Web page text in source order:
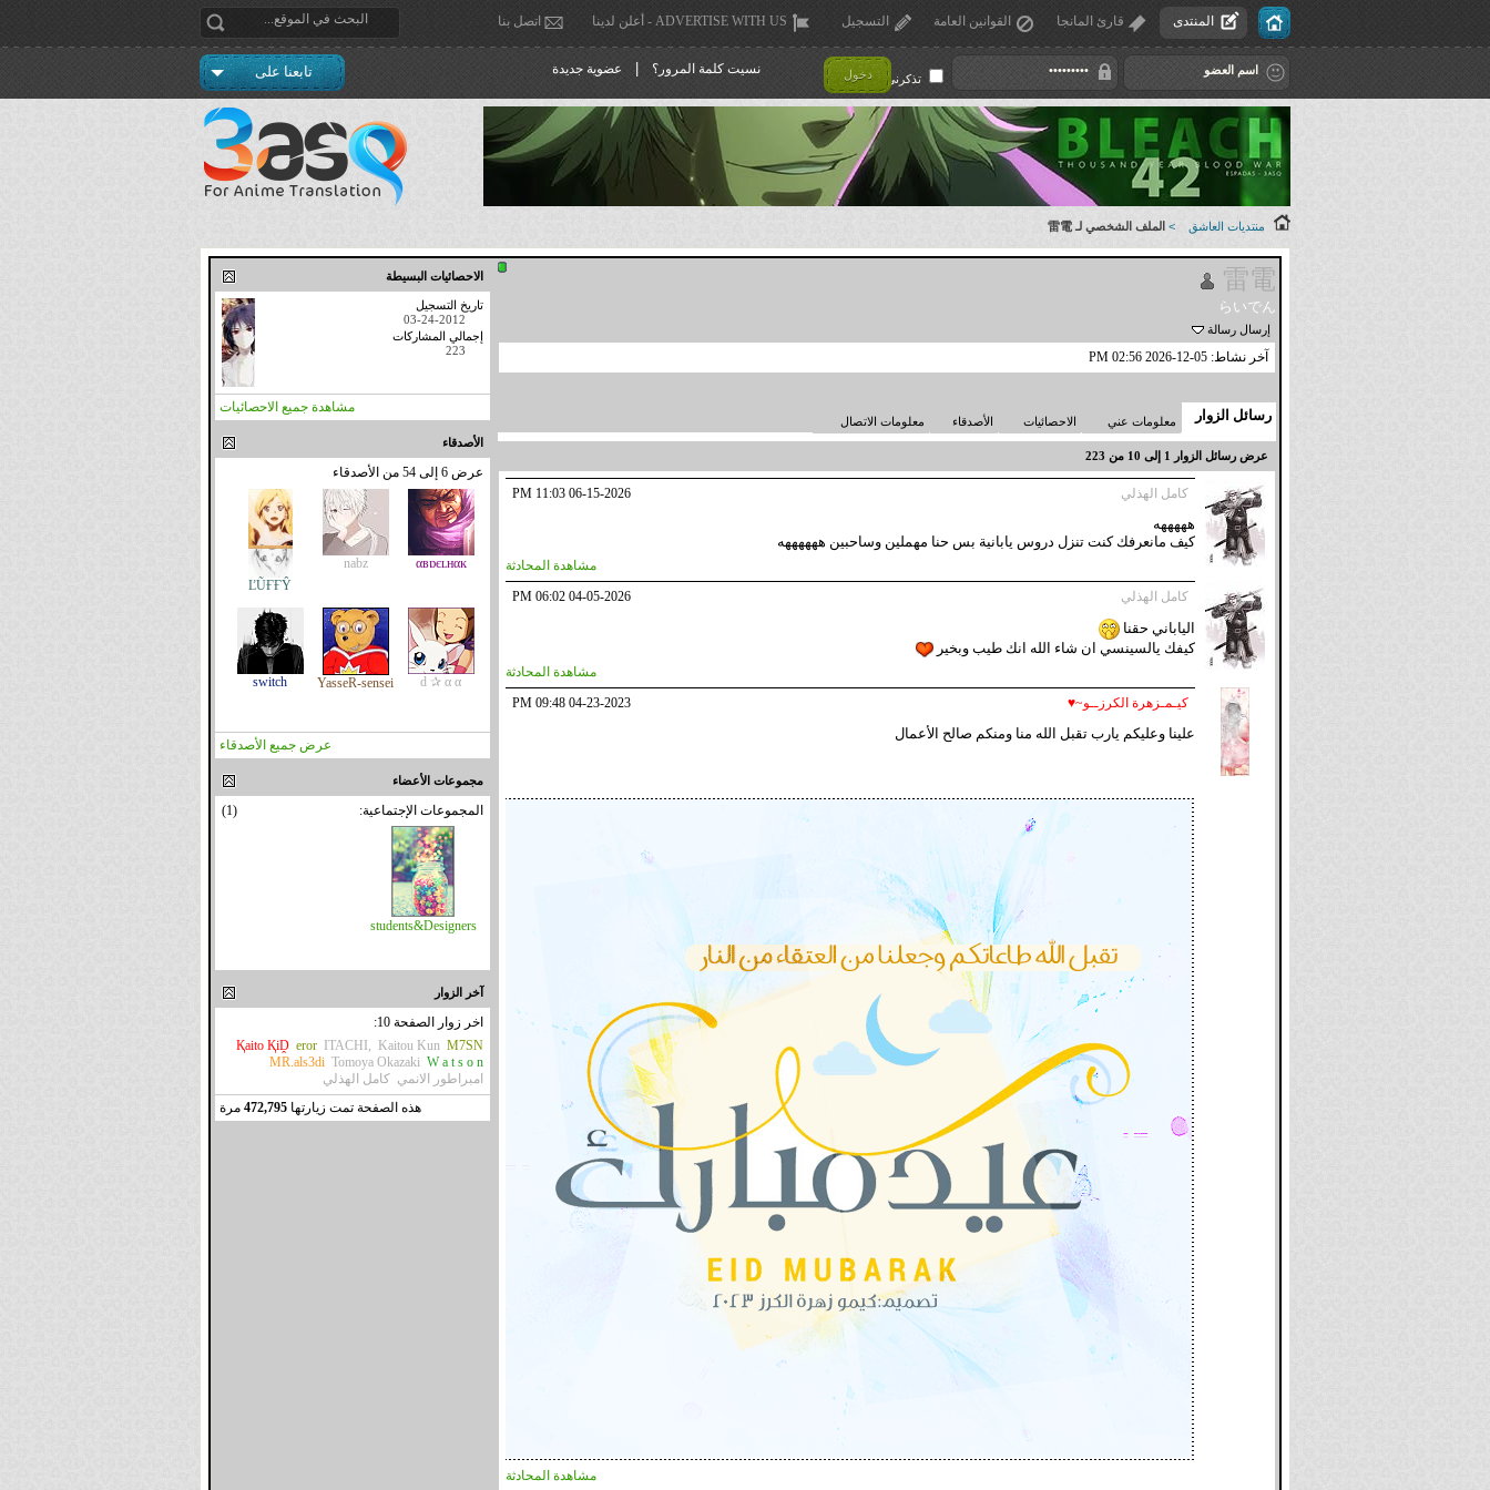
المنتدى قارئ المانجا القوانين العامة التسجيل ADVERTISE WITH US - أعلن لدينا اتصل بنا
تذكرني ! دخول نسيت كلمة المرور؟ عضوية جديدة تابعنا على
منتديات العاشق > الملف الشخصي لـ 雷電
雷電
らいでん
إرسال رسالة
آخر نشاط: 02:56 PM
رسائل الزوار معلومات عني الاحصائيات الأصدقاء معلومات الاتصال
عرض رسائل الزوار 1 إلى 10 من 223
06-15-2026
11:03 PM كامل الهذلي
هههههه
كيف مانعرفك كنت تنزل دروس يابانية بس حنا مهملين وساحبين ههههههه
مشاهدة المحادثة
04-05-2026
06:02 PM كامل الهذلي
الياباني حقنا
كيفك يالسينسي ان شاء الله انك طيب وبخير
مشاهدة المحادثة
04-23-2023
09:48 PM كيـمـزهرة الكرزــو~♥
علينا وعليكم يارب تقبل الله منا ومنكم صالح الأعمال
مشاهدة المحادثة
الاحصائيات البسيطة
تاريخ التسجيل
03-24-2012
إجمالي المشاركات
223
مشاهدة جميع الاحصائيات
الأصدقاء
عرض 6 إلى 54 من الأصدقاء
αвɒєʟнαĸ
nabz
ĽŨҒҒŶ
d ✰ α α
YasseR-sensei
switch
عرض جميع الأصدقاء
مجموعات الأعضاء
(1) المجموعات الإجتماعية:
students&Designers
آخر الزوار
اخر زوار الصفحة 10:
Қaito ҚiḒ eror ITACHI, Kaitou Kun M7SN
MR.als3di Tomoya Okazaki W a t s o n
امبراطور الانمي كامل الهذلي
هذه الصفحة تمت زيارتها 472,795 مرة